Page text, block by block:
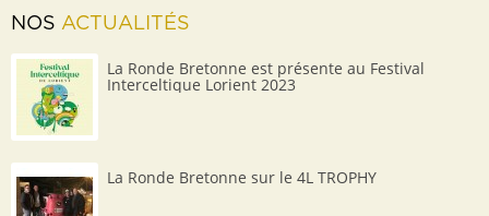
NOS ACTUALITÉS
La Ronde Bretonne est présente au Festival
Interceltique Lorient 2023
La Ronde Bretonne sur le 4L TROPHY